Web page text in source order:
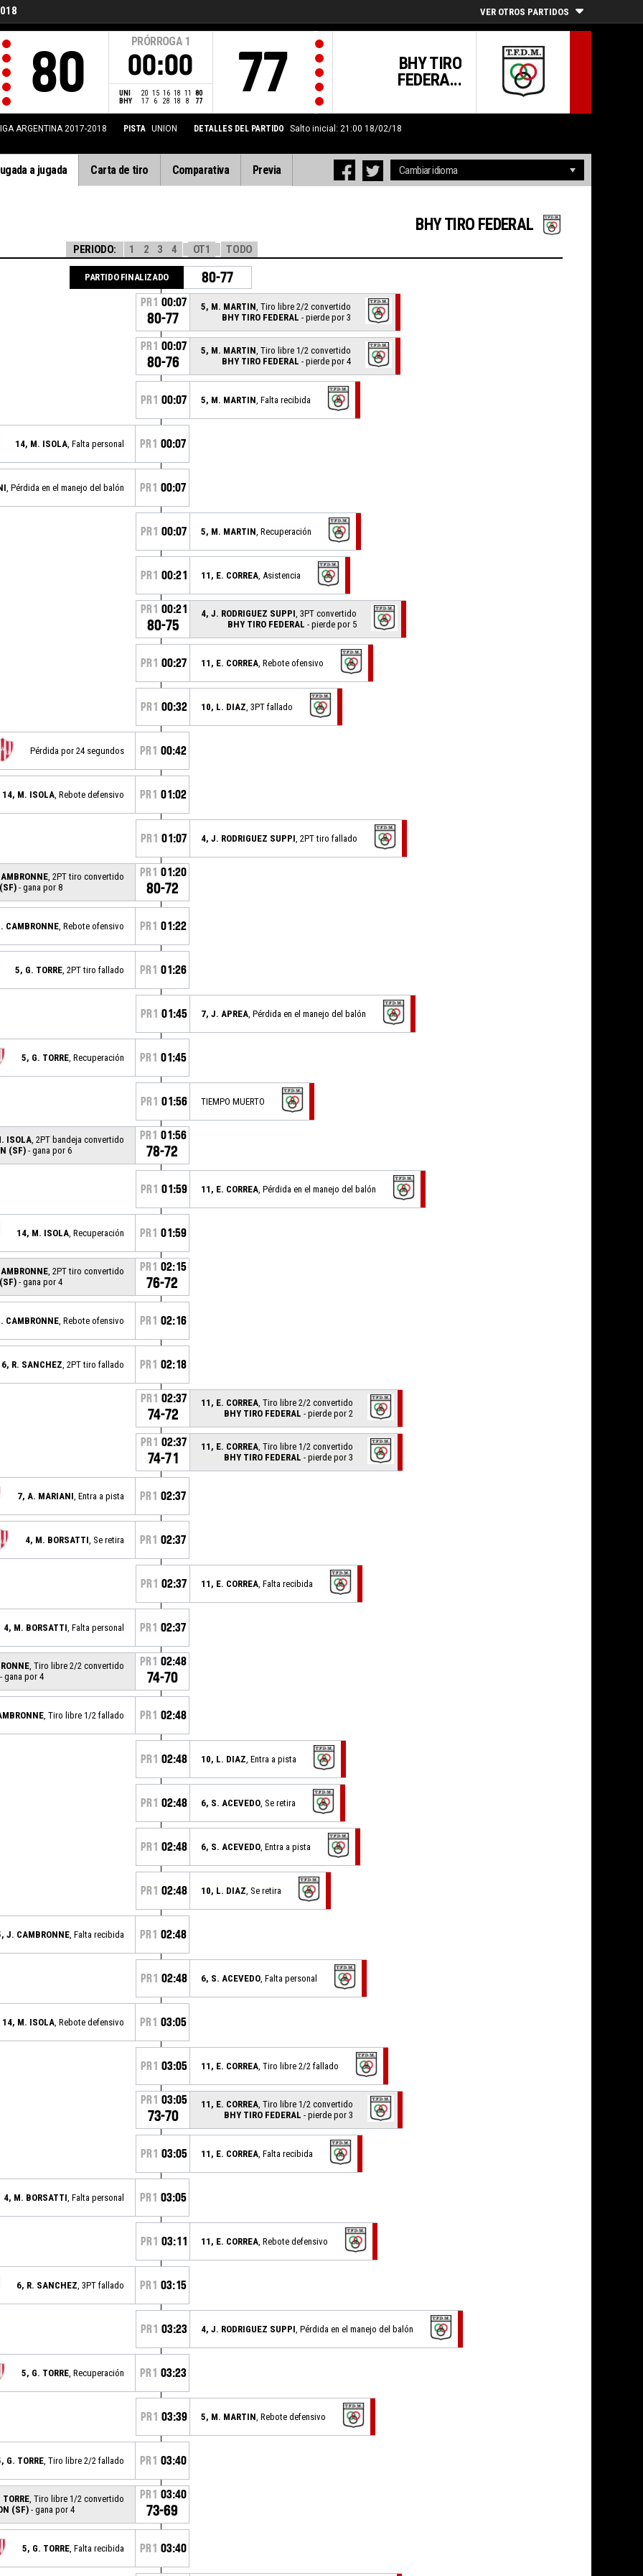
VER OTROS PARTIDOS
80
PRÓRROGA 1
00:00
UNI 20 15 16 18 11
80
BHY
17 6 28 18 8 77
BHY TIRO
FEDERA...
77
ARGENTINA 2017-2018 PISTA UNION DETALLES DEL PARTIDO Salto inicial: 21:00 18/02/18
a jugada Carta de tiro Comparativa Previa
BHY TIRO FEDERAL
PERIODO: 1 2 3 4 OT1 TODO
PARTIDO FINALIZADO 80-77
PR1 00:07
80-77
5, M. MARTIN , Tiro libre 2/2 convertido
BHY TIRO FEDERAL - pierde por 3
PR1 00:07
80-76
5, M. MARTIN , Tiro libre 1/2 convertido
BHY TIRO FEDERAL - pierde por 4
PR1 00:07 5, M. MARTIN , Falta recibida
14, M. ISOLA , Falta personal PR1 00:07
, Pérdida en el manejo del balón PR1 00:07
PR1 00:07 5, M. MARTIN , Recuperación
PR1 00:21 11, E. CORREA , Asistencia
PR1 00:21
80-75
4, J. RODRIGUEZ SUPPI , 3PT convertido
BHY TIRO FEDERAL - pierde por 5
PR1 00:27 11, E. CORREA , Rebote ofensivo
PR1 00:32 10, L. DIAZ , 3PT fallado
Pérdida por 24 segundos PR1 00:42
14, M. ISOLA , Rebote defensivo PR1 01:02
PR1 01:07 4, J. RODRIGUEZ SUPPI , 2PT tiro fallado
, 2PT tiro convertido
- gana por 8
PR1 01:20
80-72
CAMBRONNE , Rebote ofensivo PR1 01:22
5, G. TORRE , 2PT tiro fallado PR1 01:26
PR1 01:45 7, J. APREA , Pérdida en el manejo del balón
5, G. TORRE , Recuperación PR1 01:45
PR1 01:56 TIEMPO MUERTO
ISOLA , 2PT bandeja convertido
(SF) - gana por 6
PR1 01:56
78-72
PR1 01:59 11, E. CORREA , Pérdida en el manejo del balón
14, M. ISOLA , Recuperación PR1 01:59
, 2PT tiro convertido
- gana por 4
PR1 02:15
76-72
CAMBRONNE , Rebote ofensivo PR1 02:16
6, R. SANCHEZ , 2PT tiro fallado PR1 02:18
PR1 02:37
74-72
11, E. CORREA , Tiro libre 2/2 convertido
BHY TIRO FEDERAL - pierde por 2
PR1 02:37
74-71
11, E. CORREA , Tiro libre 1/2 convertido
BHY TIRO FEDERAL - pierde por 3
7, A. MARIANI , Entra a pista PR1 02:37
4, M. BORSATTI , Se retira PR1 02:37
PR1 02:37 11, E. CORREA , Falta recibida
4, M. BORSATTI , Falta personal PR1 02:37
, Tiro libre 2/2 convertido
gana por 4
PR1 02:48
74-70
, Tiro libre 1/2 fallado PR1 02:48
PR1 02:48 10, L. DIAZ , Entra a pista
PR1 02:48 6, S. ACEVEDO , Se retira
PR1 02:48 6, S. ACEVEDO , Entra a pista
PR1 02:48 10, L. DIAZ , Se retira
J. CAMBRONNE , Falta recibida PR1 02:48
PR1 02:48 6, S. ACEVEDO , Falta personal
14, M. ISOLA , Rebote defensivo PR1 03:05
PR1 03:05 11, E. CORREA , Tiro libre 2/2 fallado
PR1 03:05
73-70
11, E. CORREA , Tiro libre 1/2 convertido
BHY TIRO FEDERAL - pierde por 3
PR1 03:05 11, E. CORREA , Falta recibida
4, M. BORSATTI , Falta personal PR1 03:05
PR1 03:11 11, E. CORREA , Rebote defensivo
6, R. SANCHEZ , 3PT fallado PR1 03:15
PR1 03:23 4, J. RODRIGUEZ SUPPI , Pérdida en el manejo del balón
5, G. TORRE , Recuperación PR1 03:23
PR1 03:39 5, M. MARTIN , Rebote defensivo
G. TORRE , Tiro libre 2/2 fallado PR1 03:40
, Tiro libre 1/2 convertido
(SF) - gana por 4
PR1 03:40
73-69
5, G. TORRE , Falta recibida PR1 03:40